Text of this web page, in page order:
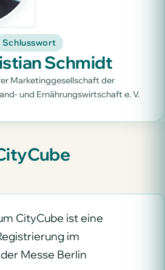
Schlusswort
Schmidt
Marketinggesellschaft der
und Ernährungswirtschaft e. V.
CityCube ist eine
im
Messe Berlin